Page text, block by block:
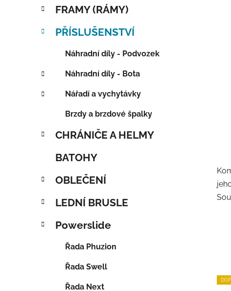
FRAMY (RÁMY)
PŘÍSLUŠENSTVÍ
Náhradní díly - Podvozek
Náhradní díly - Bota
Nářadí a vychytávky
Brzdy a brzdové špalky
CHRÁNIČE A HELMY
BATOHY
OBLEČENÍ
LEDNÍ BRUSLE
Powerslide
Řada Phuzion
Řada Swell
Řada Next